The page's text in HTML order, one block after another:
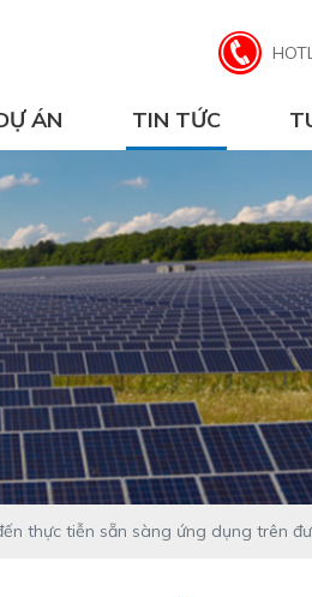
ÁN TIN TỨC
thực tiễn sẵn sàng ứng dụng trên